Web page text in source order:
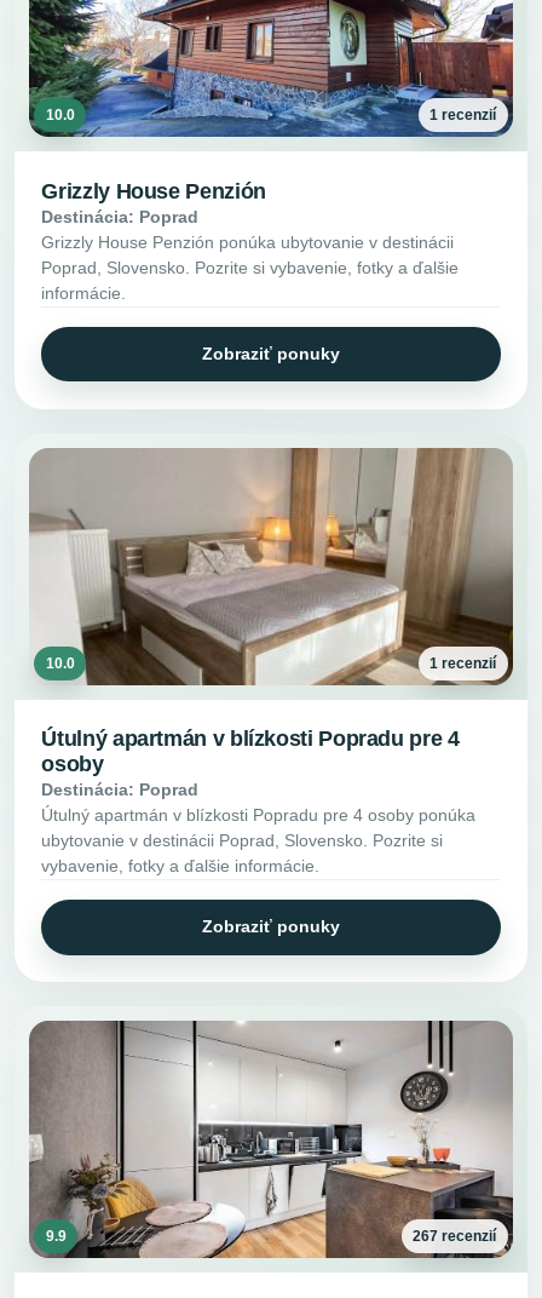
10.0 1 recenzií
Grizzly House Penzión
Destinácia: Poprad
Grizzly House Penzión ponúka ubytovanie v destinácii
Poprad, Slovensko. Pozrite si vybavenie, fotky a ďalšie
informácie.
Zobraziť ponuky
10.0 1 recenzií
Útulný apartmán v blízkosti Popradu pre 4
osoby
Destinácia: Poprad
Útulný apartmán v blízkosti Popradu pre 4 osoby ponúka
ubytovanie v destinácii Poprad, Slovensko. Pozrite si
vybavenie, fotky a ďalšie informácie.
Zobraziť ponuky
9.9 267 recenzií